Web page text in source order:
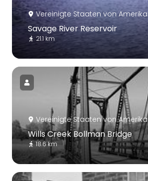
Vereinigte Staaten von Amerika
Savage River Reservoir
21.1 km
Vereinigte Staaten von Amerika
Wills Creek Bollman Bridge
18.6 km